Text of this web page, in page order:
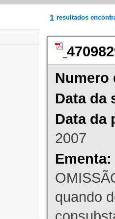
1 resultados
Numero
Data da
Data da
2007
Ementa:
quando